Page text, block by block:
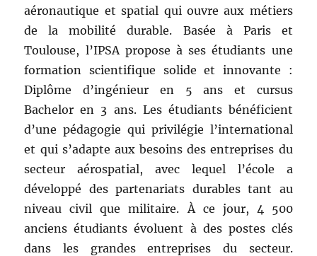
aéronautique et spatial qui ouvre aux métiers
de la mobilité durable. Basée à Paris et
Toulouse, l’IPSA propose à ses étudiants une
formation scientifique solide et innovante :
Diplôme d’ingénieur en 5 ans et cursus
Bachelor en 3 ans. Les étudiants bénéficient
d’une pédagogie qui privilégie l’international
et qui s’adapte aux besoins des entreprises du
secteur aérospatial, avec lequel l’école a
développé des partenariats durables tant au
niveau civil que militaire. À ce jour, 4 500
anciens étudiants évoluent à des postes clés
dans les grandes entreprises du secteur.